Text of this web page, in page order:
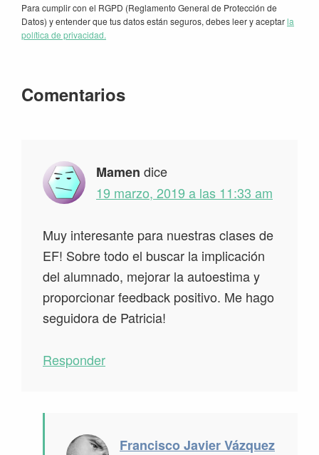
Para cumplir con el RGPD (Reglamento General de Protección de
Datos) y entender que tus datos están seguros, debes leer y aceptarla
política de privacidad.
Interacciones
lectores
Comentarios
Mamen dice
19 marzo, 2019 a las 11:33 am
Muy interesante para nuestras clases de
EF! Sobre todo el buscar la implicación
del alumnado, mejorar la autoestima y
proporcionar feedback positivo. Me hago
seguidora de Patricia!
Responder
Francisco Javier Vázquez